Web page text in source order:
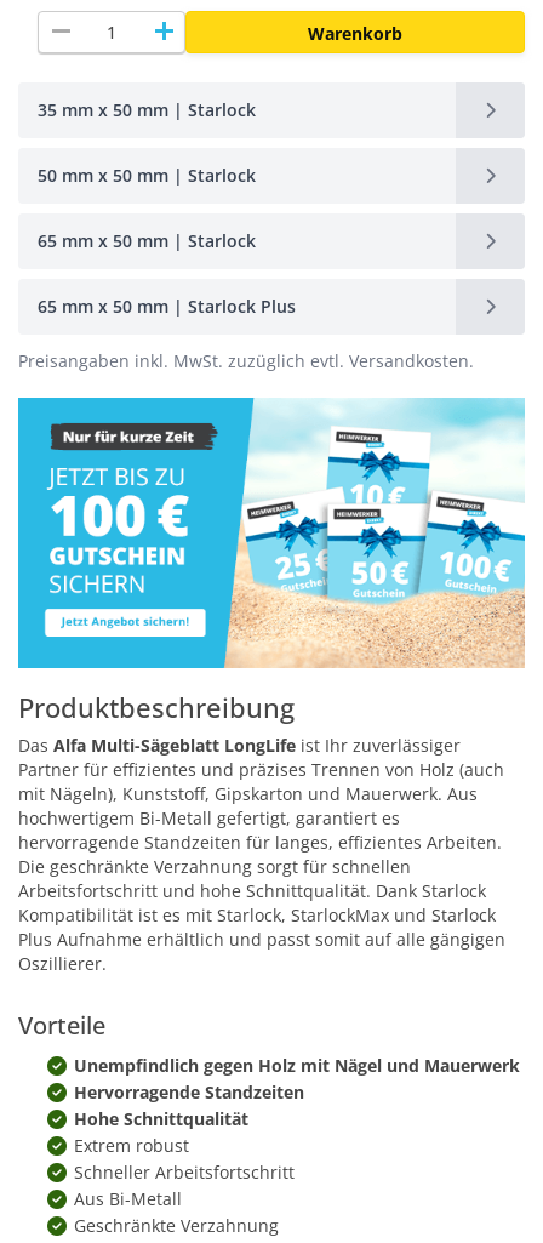
remove add Warenkorb
35 mm x 50 mm | Starlock
50 mm x 50 mm | Starlock
65 mm x 50 mm | Starlock
65 mm x 50 mm | Starlock Plus
Preisangaben inkl. MwSt. zuzüglich evtl. Versandkosten.
Produktbeschreibung
Das Alfa Multi-Sägeblatt LongLife ist Ihr zuverlässiger
Partner für effizientes und präzises Trennen von Holz (auch
mit Nägeln), Kunststoff, Gipskarton und Mauerwerk. Aus
hochwertigem Bi-Metall gefertigt, garantiert es
hervorragende Standzeiten für langes, effizientes Arbeiten.
Die geschränkte Verzahnung sorgt für schnellen
Arbeitsfortschritt und hohe Schnittqualität. Dank Starlock
Kompatibilität ist es mit Starlock, StarlockMax und Starlock
Plus Aufnahme erhältlich und passt somit auf alle gängigen
Oszillierer.
Vorteile
Unempfindlich gegen Holz mit Nägel und Mauerwerk
Hervorragende Standzeiten
Hohe Schnittqualität
Extrem robust
Schneller Arbeitsfortschritt
Aus Bi-Metall
Geschränkte Verzahnung